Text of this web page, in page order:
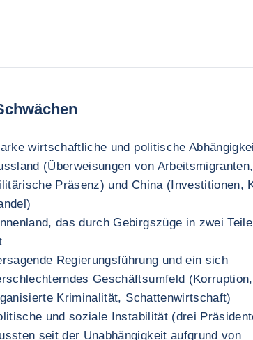
wirtschaftliche und politische
(Überweisungen von Arbeitsmigranten,
Präsenz) und China (Investitionen,
das durch Gebirgszüge in zwei
Regierungsführung und ein sich
Geschäftsumfeld (Korruption,
Kriminalität, Schattenwirtschaft)
und soziale Instabilität (drei
seit der Unabhängigkeit aufgrund von